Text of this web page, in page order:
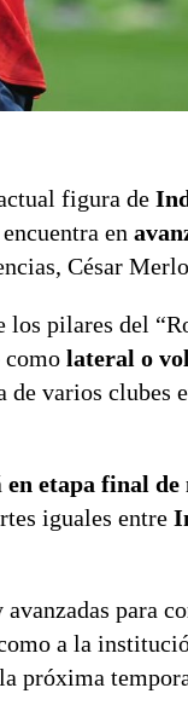
figura de
encuentra en
César
pilares del
como lateral o
varios clubes
en etapa final de
iguales entre
para
a la
próxima